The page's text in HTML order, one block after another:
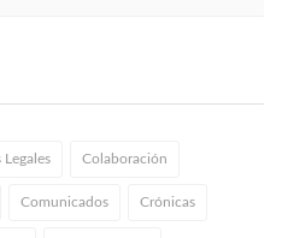
Legales Colaboración
Comunicados Crónicas